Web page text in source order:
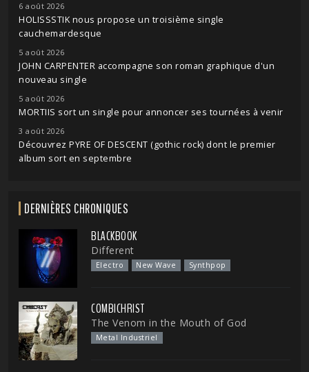
6 août 2026
HOLISSSTIK nous propose un troisième single
cauchemardesque
5 août 2026
JOHN CARPENTER accompagne son roman graphique d'un
nouveau single
5 août 2026
MORTIIS sort un single pour annoncer ses tournées à venir
3 août 2026
Découvrez PYRE OF DESCENT (gothic rock) dont le premier
album sort en septembre
DERNIÈRES CHRONIQUES
BLACKBOOK
Different
Electro New Wave Synthpop
COMBICHRIST
The Venom in the Mouth of God
Metal Industriel